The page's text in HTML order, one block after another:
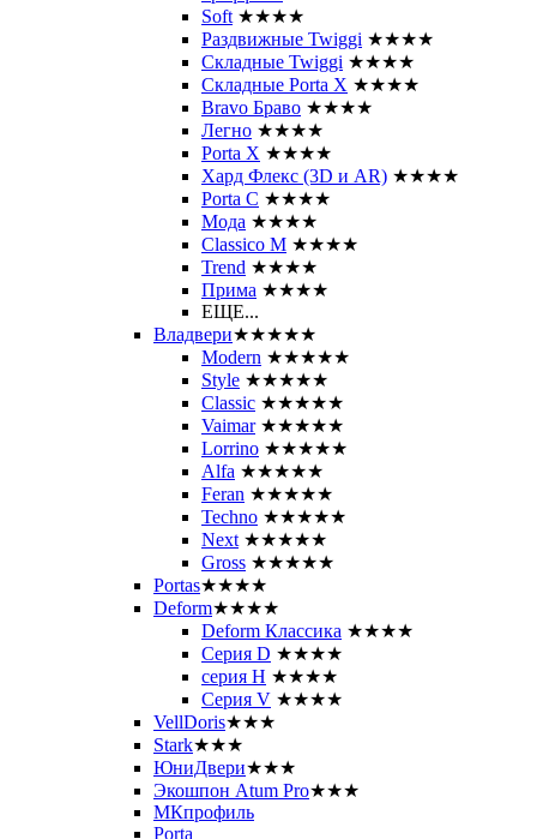
Soft ★★★★
Раздвижные Twiggi ★★★★
Складные Twiggi ★★★★
Складные Porta X ★★★★
Bravo Браво ★★★★
Легно ★★★★
Porta X ★★★★
Хард Флекс (3D и AR) ★★★★
Porta C ★★★★
Мода ★★★★
Classico M ★★★★
Trend ★★★★
Прима ★★★★
ЕЩЕ...
Владвери★★★★★
Modern ★★★★★
Style ★★★★★
Classic ★★★★★
Vaimar ★★★★★
Lorrino ★★★★★
Alfa ★★★★★
Feran ★★★★★
Techno ★★★★★
Next ★★★★★
Gross ★★★★★
Portas★★★★
Deform★★★★
Deform Классика ★★★★
Серия D ★★★★
серия H ★★★★
Серия V ★★★★
VellDoris★★★
Stark★★★
ЮниДвери★★★
Экошпон Atum Pro★★★
МКпрофиль
Porta